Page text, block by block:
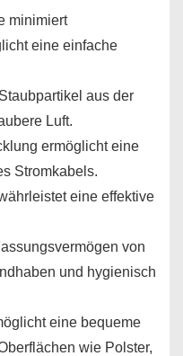
minimiert
eine einfache
aus der
Luft.
ermöglicht eine
Stromkabels.
eine effektive
von
und hygienisch
eine bequeme
wie Polster,